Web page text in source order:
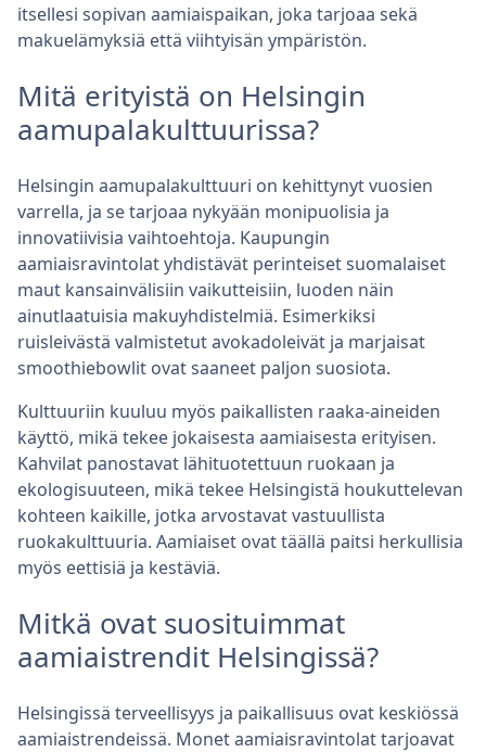
itsellesi sopivan aamiaispaikan, joka tarjoaa sekä
makuelämyksiä että viihtyisän ympäristön.
Mitä erityistä on Helsingin
aamupalakulttuurissa?
Helsingin aamupalakulttuuri on kehittynyt vuosien
varrella, ja se tarjoaa nykyään monipuolisia ja
innovatiivisia vaihtoehtoja. Kaupungin
aamiaisravintolat yhdistävät perinteiset suomalaiset
maut kansainvälisiin vaikutteisiin, luoden näin
ainutlaatuisia makuyhdistelmiä. Esimerkiksi
ruisleivästä valmistetut avokadoleivät ja marjaisat
smoothiebowlit ovat saaneet paljon suosiota.
Kulttuuriin kuuluu myös paikallisten raaka-aineiden
käyttö, mikä tekee jokaisesta aamiaisesta erityisen.
Kahvilat panostavat lähituotettuun ruokaan ja
ekologisuuteen, mikä tekee Helsingistä houkuttelevan
kohteen kaikille, jotka arvostavat vastuullista
ruokakulttuuria. Aamiaiset ovat täällä paitsi herkullisia
myös eettisiä ja kestäviä.
Mitkä ovat suosituimmat
aamiaistrendit Helsingissä?
Helsingissä terveellisyys ja paikallisuus ovat keskiössä
aamiaistrendeissä. Monet aamiaisravintolat tarjoavat